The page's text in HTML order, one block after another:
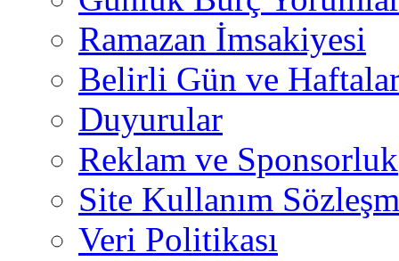
Ramazan İmsakiyesi
Belirli Gün ve
Duyurular
Reklam ve Sponsorluk
Site Kullanım
Veri Politikası